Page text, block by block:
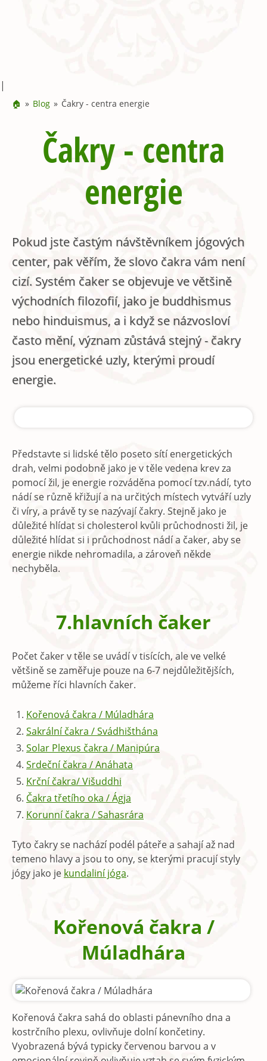
|
🏠 Blog Čakry - centra energie
Čakry - centra
energie
Pokud jste častým návštěvníkem jógových
center, pak věřím, že slovo čakra vám není
cizí. Systém čaker se objevuje ve většině
východních filozofií, jako je buddhismus
nebo hinduismus, a i když se názvosloví
často mění, význam zůstává stejný - čakry
jsou energetické uzly, kterými proudí
energie.
Představte si lidské tělo poseto sítí energetických
drah, velmi podobně jako je v těle vedena krev za
pomocí žil, je energie rozváděna pomocí tzv.nádí, tyto
nádí se různě křižují a na určitých místech vytváří uzly
či víry, a právě ty se nazývají čakry. Stejně jako je
důležité hlídat si cholesterol kvůli průchodnosti žil, je
důležité hlídat si i průchodnost nádí a čaker, aby se
energie nikde nehromadila, a zároveň někde
nechyběla.
7.hlavních čaker
Počet čaker v těle se uvádí v tisících, ale ve velké
většině se zaměřuje pouze na 6-7 nejdůležitějších,
můžeme říci hlavních čaker.
Kořenová čakra / Múladhára
Sakrální čakra / Svádhišthána
Solar Plexus čakra / Manipúra
Srdeční čakra / Anáhata
Krční čakra/ Višuddhi
Čakra třetího oka / Ágja
Korunní čakra / Sahasrára
Tyto čakry se nachází podél páteře a sahají až nad
temeno hlavy a jsou to ony, se kterými pracují styly
jógy jako je kundaliní jóga.
Kořenová čakra /
Múladhára
Kořenová čakra sahá do oblasti pánevního dna a
kostrčního plexu, ovlivňuje dolní končetiny.
Vyobrazená bývá typicky červenou barvou a v